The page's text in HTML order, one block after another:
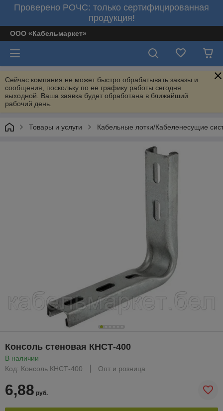
Проверено РОЧС: только сертифицированная
продукция!
ООО «Кабельмаркет»
Сейчас компания не может быстро обрабатывать заказы и
сообщения, поскольку по ее графику работы сегодня
выходной. Ваша заявка будет обработана в ближайший
рабочий день.
Товары и услуги Кабельные лотки/Кабеленесущие
Консоль стеновая КНСТ-400
В наличии
Код: Консоль КНСТ-400
Опт и розница
6,88 руб.